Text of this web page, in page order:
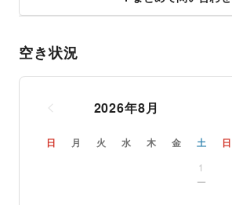
空き状況
2026年8月
日 月 火 水 木 金 土
1
日